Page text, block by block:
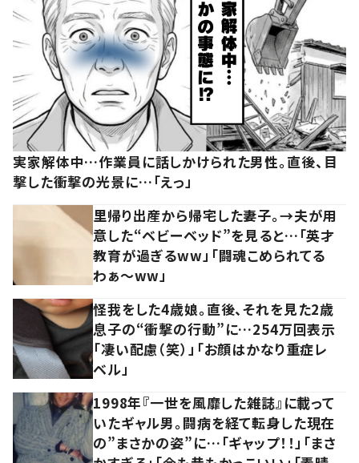
実家解体中…作業員に話しかけられた男性。直後、目
撃した衝撃の光景に…「えっ」
里帰り出産から帰宅した妻子。→夫が用
意した“ベビーベッド”を見ると…「英才
教育が過ぎるww」「闘魂こめられてる
わぁ～ww」
怪我をした4歳娘。直後、それを見た2歳
息子の“衝撃の行動”に…254万回表示
「凄い配慮（笑）」「お顔はかなり重症レ
ベル」
1998年『一世を風靡した雑誌』に載って
いたギャル男。闘病を経て転身した現在
の”まさかの姿”に…「ギャップ！！」「まさ